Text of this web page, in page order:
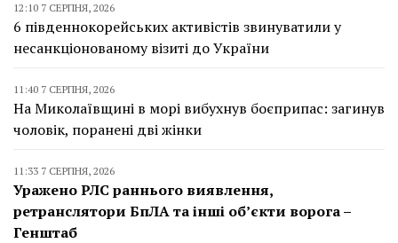
12:10 7 СЕРПНЯ, 2026
6 південнокорейських активістів звинуватили у
несанкціонованому візиті до України
11:40 7 СЕРПНЯ, 2026
На Миколаївщині в морі вибухнув боєприпас: загинув
чоловік, поранені дві жінки
11:33 7 СЕРПНЯ, 2026
Уражено РЛС раннього виявлення,
ретранслятори БпЛА та інші об’єкти ворога –
Генштаб